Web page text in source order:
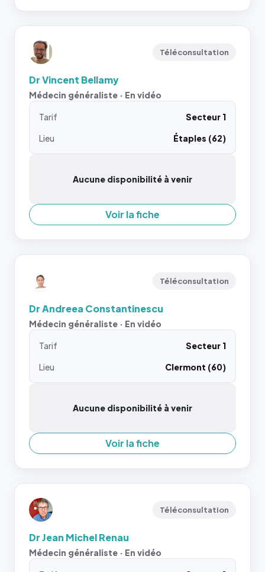
Téléconsultation
Dr Vincent Bellamy
Médecin généraliste · En vidéo
Tarif
Secteur 1
Lieu
Étaples (62)
Aucune disponibilité à venir
Voir la fiche
Téléconsultation
Dr Andreea Constantinescu
Médecin généraliste · En vidéo
Tarif
Secteur 1
Lieu
Clermont (60)
Aucune disponibilité à venir
Voir la fiche
Téléconsultation
Dr Jean Michel Renau
Médecin généraliste · En vidéo